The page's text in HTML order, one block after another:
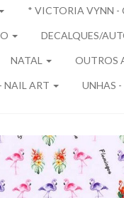
* VICTORIA VYNN -
DECALQUES/
NATAL OUTROS
NAIL ART UNHAS -